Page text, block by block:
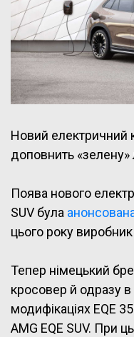
Новий електричний
доповнить «зелену»
Поява нового
SUV була
цього року
Тепер німецький
кросовер й одразу в
модифікаціях EQE
AMG EQE SUV. При